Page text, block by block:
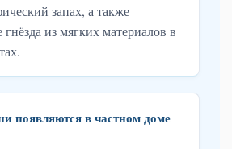
запах, а также
из мягких материалов в
появляются в частном доме